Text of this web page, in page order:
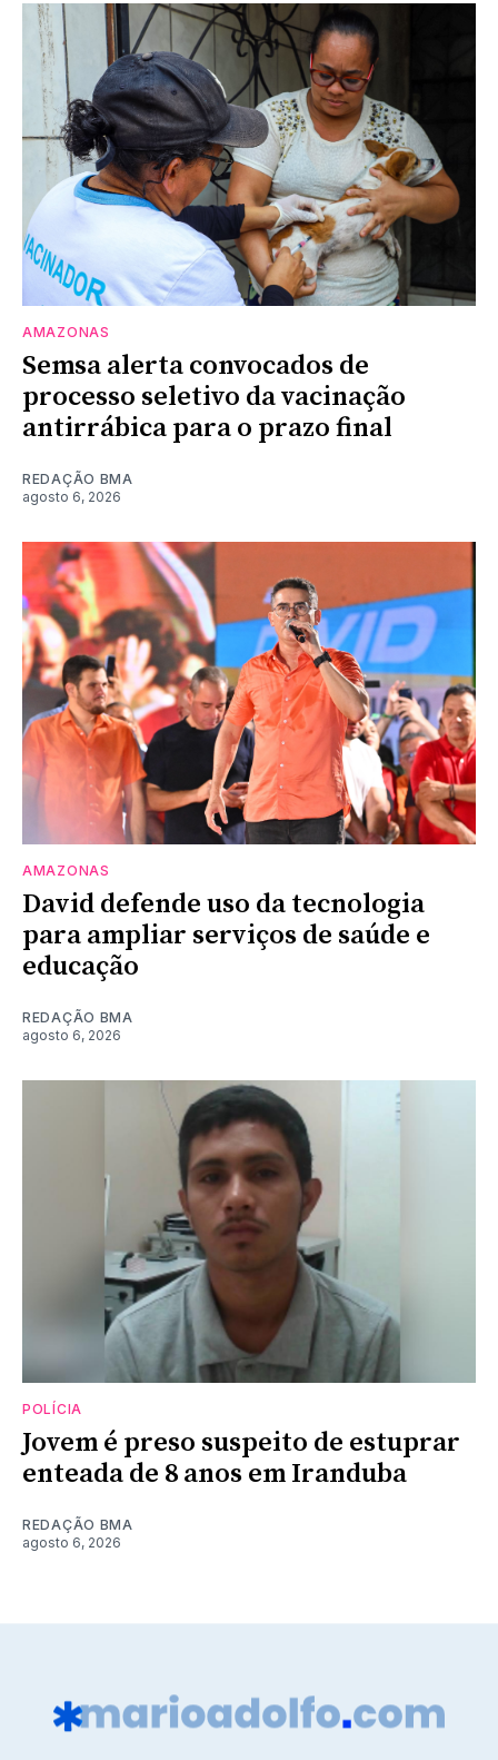
AMAZONAS
Semsa alerta convocados de
processo seletivo da vacinação
antirrábica para o prazo final
REDAÇÃO BMA
agosto 6, 2026
AMAZONAS
David defende uso da tecnologia
para ampliar serviços de saúde e
educação
REDAÇÃO BMA
agosto 6, 2026
POLÍCIA
Jovem é preso suspeito de estuprar
enteada de 8 anos em Iranduba
REDAÇÃO BMA
agosto 6, 2026